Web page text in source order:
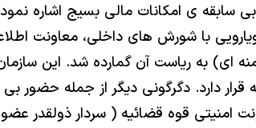
سابقه ى امكانات مالى بسيج اشاره
رويارويى با شورش هاى داخلى، معاونت
اى) به رياست آن گمارده شد. اين
قرار دارد. دگرگونى ديگر از جمله
( ٧ وزير از ٢١ وزير دولت كودتا) [٤]، معاونت امنيتى